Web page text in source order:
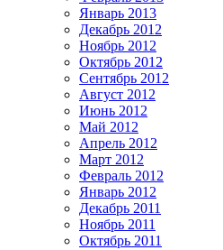
Январь 2013
Декабрь 2012
Ноябрь 2012
Октябрь 2012
Сентябрь 2012
Август 2012
Июнь 2012
Май 2012
Апрель 2012
Март 2012
Февраль 2012
Январь 2012
Декабрь 2011
Ноябрь 2011
Октябрь 2011